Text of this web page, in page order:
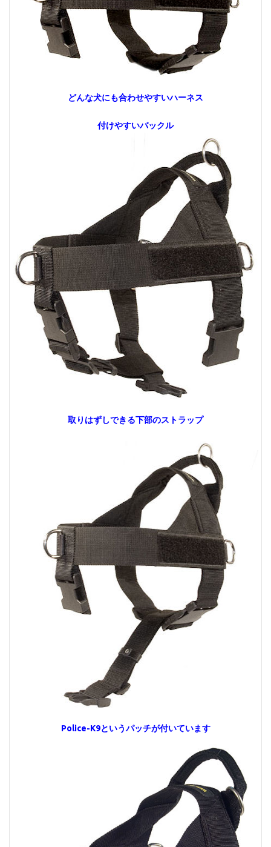
どんな犬にも合わせやすいハーネス
付けやすいバックル
取りはずしできる下部のストラップ
Police-K9というパッチが付いています